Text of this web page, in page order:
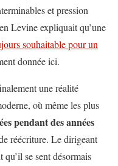
et pression
Levine expliquait qu’une
souhaitable pour un
donnée ici.
une réalité
où même les plus
pendant des années
réécriture. Le dirigeant
se sent désormais